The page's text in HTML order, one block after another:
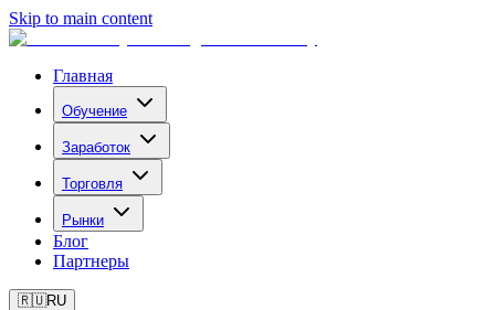
Skip to main content
Главная
Обучение
Заработок
Торговля
Рынки
Блог
Партнеры
🇷🇺RU